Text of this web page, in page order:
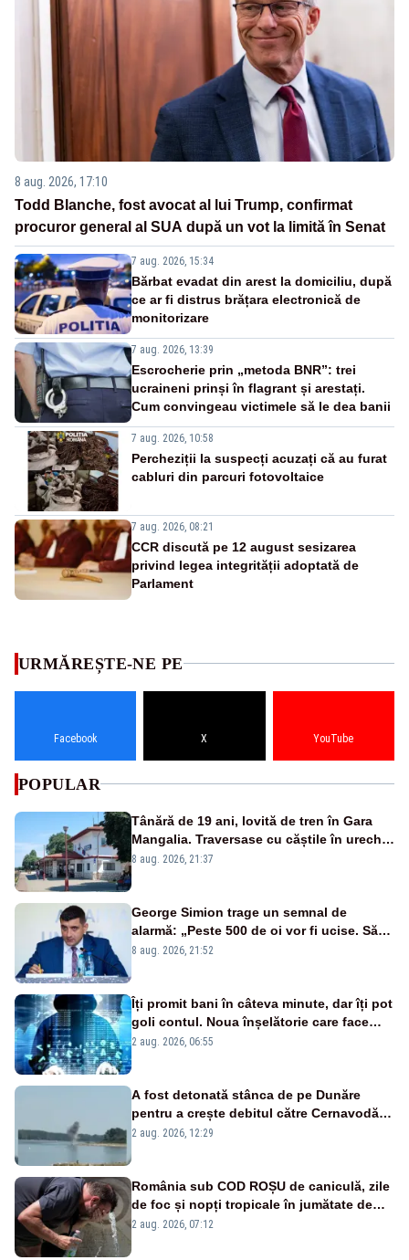
8 aug. 2026, 17:10
Todd Blanche, fost avocat al lui Trump, confirmat
procuror general al SUA după un vot la limită în Senat
7 aug. 2026, 15:34
Bărbat evadat din arest la domiciliu, după
ce ar fi distrus brățara electronică de
monitorizare
7 aug. 2026, 13:39
Escrocherie prin „metoda BNR”: trei
ucraineni prinși în flagrant și arestați.
Cum convingeau victimele să le dea banii
7 aug. 2026, 10:58
Percheziții la suspecți acuzați că au furat
cabluri din parcuri fotovoltaice
7 aug. 2026, 08:21
CCR discută pe 12 august sesizarea
privind legea integrității adoptată de
Parlament
URMĂREȘTE-NE PE
Facebook X YouTube
POPULAR
Tânără de 19 ani, lovită de tren în Gara
Mangalia. Traversase cu căștile în urechi
liniile printr-un loc nepermis
8 aug. 2026, 21:37
George Simion trage un semnal de
alarmă: „Peste 500 de oi vor fi ucise. Să
vedem dacă ciobanii vor fi despăgubiți”
8 aug. 2026, 21:52
Îți promit bani în câteva minute, dar îți pot
goli contul. Noua înșelătorie care face
victime pe Facebook și WhatsApp
2 aug. 2026, 06:55
A fost detonată stânca de pe Dunăre
pentru a crește debitul către Cernavodă –
VIDEO
2 aug. 2026, 12:29
România sub COD ROȘU de caniculă, zile
de foc și nopți tropicale în jumătate de
țară
2 aug. 2026, 07:12